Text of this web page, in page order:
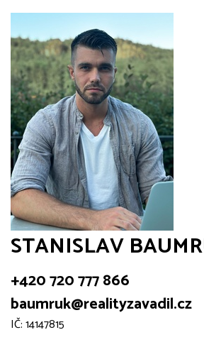
STANISLAV
+420 720 777 866
baumruk@realityzavadil.cz
IČ: 14147815